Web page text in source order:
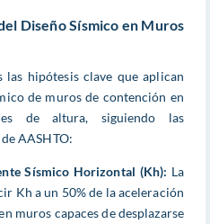
Diseño Sísmico en Muros
hipótesis clave que aplican
de muros de contención en
de altura, siguiendo las
AASHTO:
Sísmico Horizontal (Kh): La
Kh a un 50% de la aceleración
muros capaces de desplazarse